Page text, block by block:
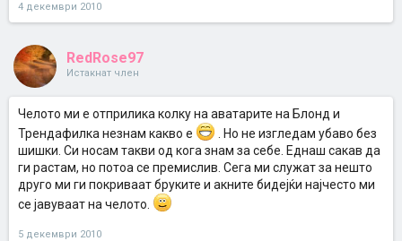
4 декември 2010
RedRose97
Истакнат член
Челото ми е отприлика колку на аватарите на Блонд и
Трендафилка незнам какво е
. Но не изгледам убаво без
шишки. Си носам такви од кога знам за себе. Еднаш сакав да
ги растам, но потоа се премислив. Сега ми служат за нешто
друго ми ги покриваат бруките и акните бидејќи најчесто ми
се јавуваат на челото.
5 декември 2010